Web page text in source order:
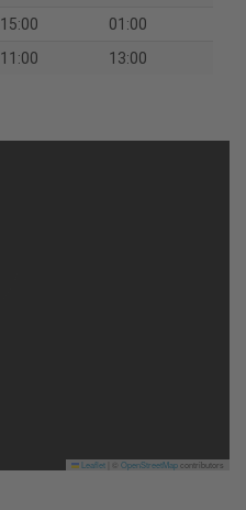
15:00
01:00
11:00 13:00
Leaflet OpenStreetMapcontributors